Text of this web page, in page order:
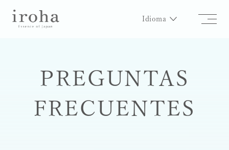
Idioma
PREGUNTAS
FRECUENTES